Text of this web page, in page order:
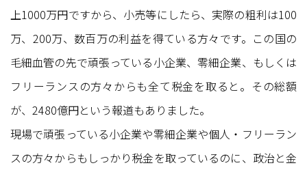
上1000万円ですから、小売等にしたら、実際の粗利は100
万、200万、数百万の利益を得ている方々です。この国の
毛細血管の先で頑張っている小企業、零細企業、もしくは
フリーランスの方々からも全て税金を取ると。その総額
が、2480億円という報道もありました。
現場で頑張っている小企業や零細企業や個人・フリーラン
スの方々からもしっかり税金を取っているのに、政治と金